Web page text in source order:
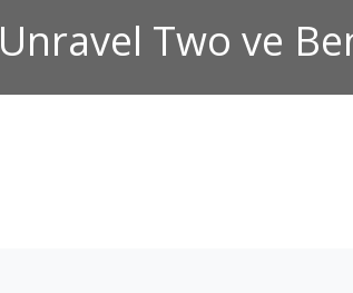
Unravel Two ve